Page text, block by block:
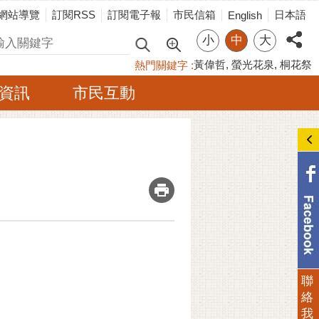
站導覽 訂閱RSS 訂閱電子報 市民信箱 English 日本語
小 中 大
熱門關鍵字 黃偉哲 螢光花泉 桐花祭
訊 市民互動
_
聯
絡
我